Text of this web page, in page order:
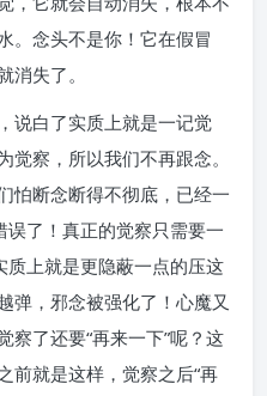
。念头不是你！它在假冒
失了。
说白了实质上就是一记觉
察，所以我们不再跟念。
怕断念断得不彻底，已经一
误了！真正的觉察只需要一
质上就是更隐蔽一点的压这
弹，邪念被强化了！心魔又
察了还要“再来一下”呢？这
前就是这样，觉察之后“再